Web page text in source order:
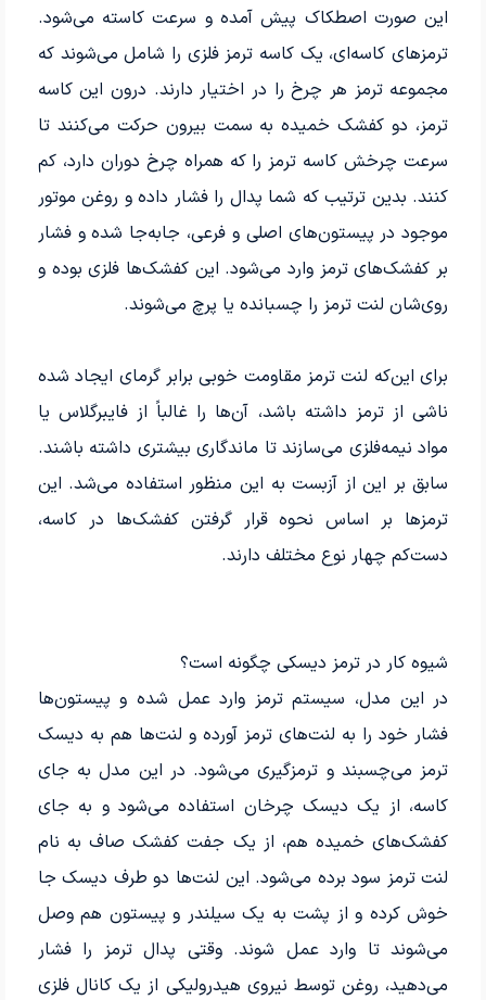
این صورت اصطکاک پیش آمده و سرعت کاسته می‌شود.
ترمزهای کاسه‌ای، یک کاسه ترمز فلزی را شامل می‌شوند که
مجموعه ترمز هر چرخ را در اختیار دارند. درون این کاسه
ترمز، دو کفشک خمیده به سمت بیرون حرکت می‌کنند تا
سرعت چرخش کاسه ترمز را که همراه چرخ دوران دارد، کم
کنند. بدین ترتیب که شما پدال را فشار داده و روغن موتور
موجود در پیستون‌های اصلی و فرعی، جابه‌جا شده و فشار
بر کفشک‌های ترمز وارد می‌شود. این کفشک‌ها فلزی بوده و
روی‌شان لنت ترمز را چسبانده یا پرچ می‌شوند.
برای این‌که لنت ترمز مقاومت خوبی برابر گرمای ایجاد شده
ناشی از ترمز داشته باشد، آن‌ها را غالباً از فایبرگلاس یا
مواد نیمه‌فلزی می‌سازند تا ماندگاری بیشتری داشته باشند.
سابق بر این از آزبست به این منظور استفاده می‌شد. این
ترمزها بر اساس نحوه قرار گرفتن کفشک‌ها در کاسه،
دست‌کم چهار نوع مختلف دارند.
شیوه کار در ترمز دیسکی چگونه است؟
در این مدل، سیستم ترمز وارد عمل شده و پیستون‌ها
فشار خود را به لنت‌های ترمز آورده و لنت‌ها هم به دیسک
ترمز می‌چسبند و ترمزگیری می‌شود. در این مدل به جای
کاسه، از یک دیسک چرخان استفاده می‌شود و به جای
کفشک‌های خمیده هم، از یک جفت کفشک صاف به نام
لنت ترمز سود برده می‌شود. این لنت‌ها دو طرف دیسک جا
خوش کرده و از پشت به یک سیلندر و پیستون هم وصل
می‌شوند تا وارد عمل شوند. وقتی پدال ترمز را فشار
می‌دهید، روغن توسط نیروی هیدرولیکی از یک کانال فلزی